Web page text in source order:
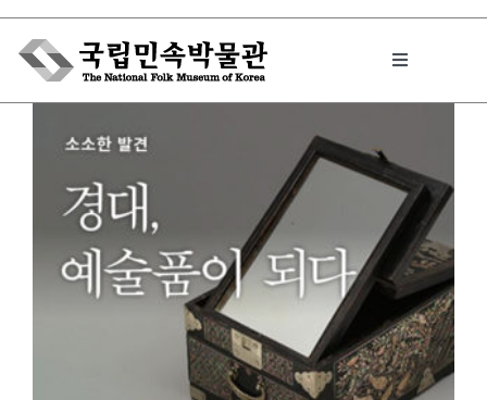
Skip
content
Toggle
박물관에서는
민속이야기